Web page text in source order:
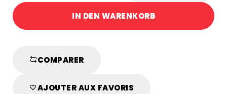
TASCHE
quantity
IN DEN WARENKORB
COMPARER
AJOUTER AUX FAVORIS